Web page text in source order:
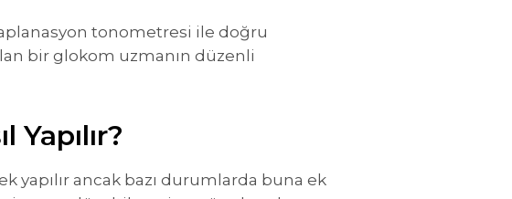
aplanasyon tonometresi ile doğru
bir glokom uzmanın düzenli
yapılır ancak bazı durumlarda buna ek